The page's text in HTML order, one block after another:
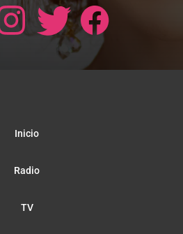
Inicio
Radio
TV